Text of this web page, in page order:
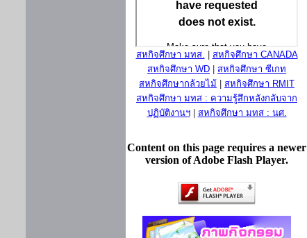
สหกิจศึกษา มทส.
สหกิจศึกษา CANADA
สหกิจศึกษา WD
สหกิจศึกษา ซีเกท
สหกิจศึกษากล้วยไม้
สหกิจศึกษา RMIT
สหกิจศึกษา มทส : ความรู้สึกหลังกลับจาก
ปฏิบัติงานฯ| สหกิจศึกษา มทส : นศ.
Content on this page requires a newer
version of Adobe Flash Player.